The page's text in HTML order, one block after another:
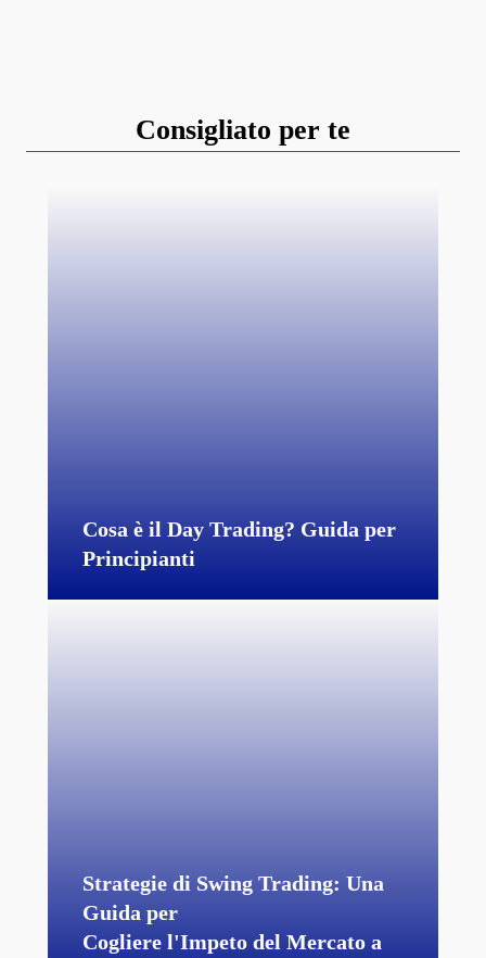
Consigliato per te
Cosa è il Day Trading? Guida per
Principianti
Strategie di Swing Trading: Una
Guida per
Cogliere l'Impeto del Mercato a